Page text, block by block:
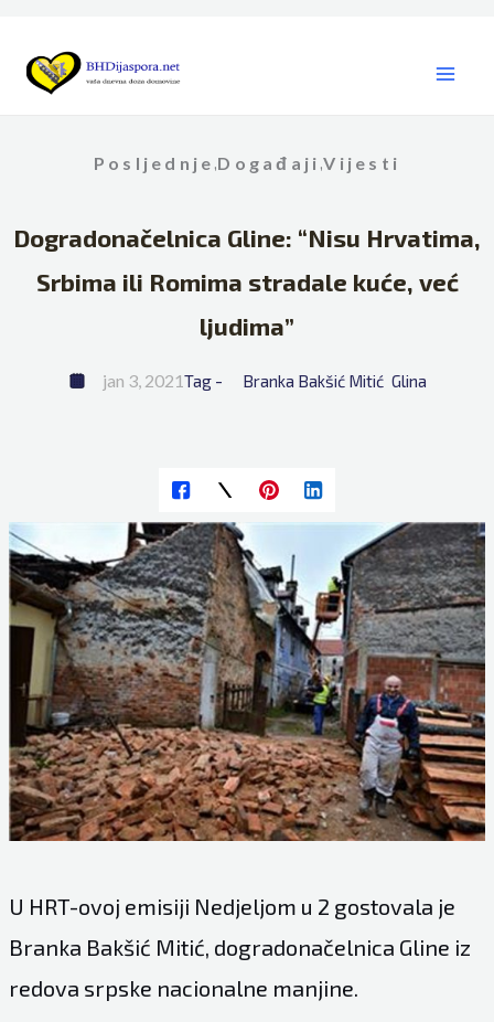
content
Posljednje ,Događaji ,Vijesti
Dogradonačelnica Gline: “Nisu Hrvatima,
Srbima ili Romima stradale kuće, već
ljudima”
jan 3, 2021Tag - Branka Bakšić Mitić Glina
U HRT-ovoj emisiji Nedjeljom u 2 gostovala je
Branka Bakšić Mitić, dogradonačelnica Gline iz
redova srpske nacionalne manjine.